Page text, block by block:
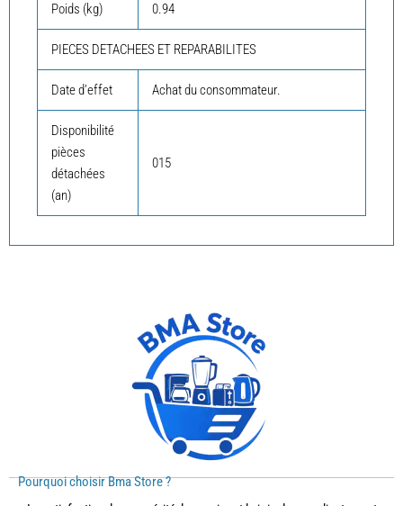
Poids (kg) 0.94
PIECES DETACHEES ET REPARABILITES
Date d’effet Achat du consommateur.
Disponibilité
pièces
détachées
(an)
015
Pourquoi choisir Bma Store ?